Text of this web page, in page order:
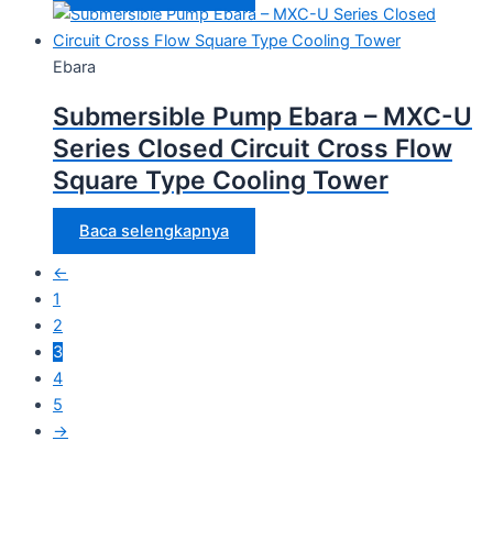
Ebara
Submersible Pump Ebara – MXC-U
Series Closed Circuit Cross Flow
Square Type Cooling Tower
Baca selengkapnya
←
1
2
3
4
5
→